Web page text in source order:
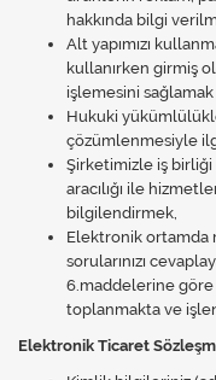
hakkında bilgi
Alt yapımızı
kullanırken girmiş
işlemesini
Hukuki
çözümlenmesiyle
Şirketimizle iş birliği
aracılığı ile
bilgilendirmek,
Elektronik ortamda
sorularınızı
6.maddelerine göre
toplanmakta ve
Elektronik Ticaret